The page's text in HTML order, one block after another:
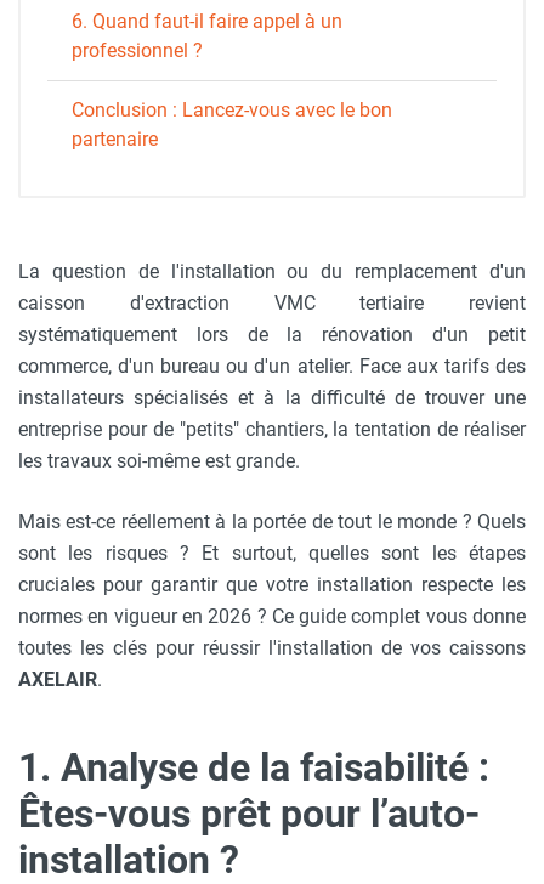
6. Quand faut-il faire appel à un
professionnel ?
Conclusion : Lancez-vous avec le bon
partenaire
La question de l'installation ou du remplacement d'un
caisson d'extraction VMC tertiaire revient
systématiquement lors de la rénovation d'un petit
commerce, d'un bureau ou d'un atelier. Face aux tarifs des
installateurs spécialisés et à la difficulté de trouver une
entreprise pour de "petits" chantiers, la tentation de réaliser
les travaux soi-même est grande.
Mais est-ce réellement à la portée de tout le monde ? Quels
sont les risques ? Et surtout, quelles sont les étapes
cruciales pour garantir que votre installation respecte les
normes en vigueur en 2026 ? Ce guide complet vous donne
toutes les clés pour réussir l'installation de vos caissons
AXELAIR.
1. Analyse de la faisabilité :
Êtes-vous prêt pour l’auto-
installation ?